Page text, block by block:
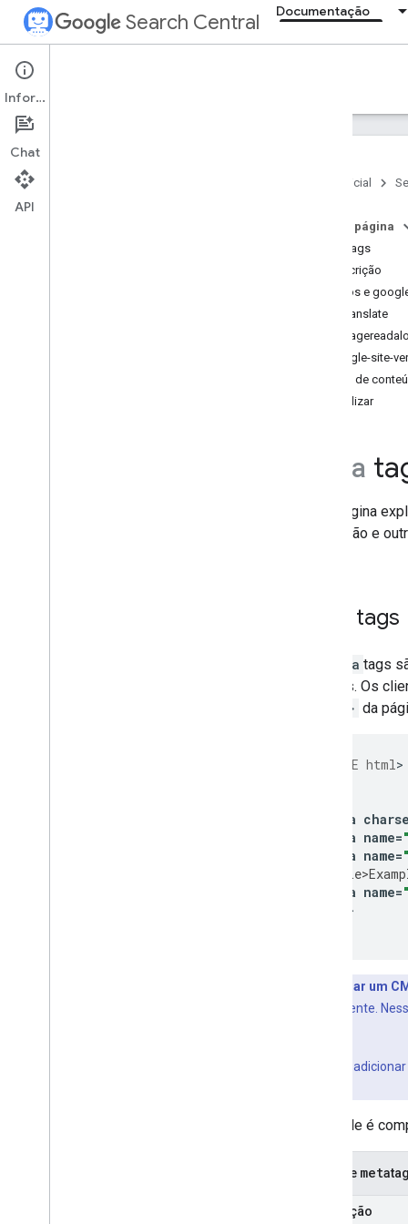
Search Central Documentação
Documentation
Princípios básicos de SEO
Página inicial
Nesta página
meta tags
descrição
robôs e
notranslate
google-site-
Tipo de
atualizar
meta
Esta página
indexação e
tags
meta tags
clientes. Os
<head> da
!DOCTYPE html
meta
meta name=
meta name=
meta name=
>
Se você usar um
HTML diretamente.
Se você quiser
O Google é
Lista de meta
descrição
Informações
Chat
API